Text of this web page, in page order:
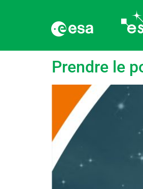
Étiquette
Prendre le